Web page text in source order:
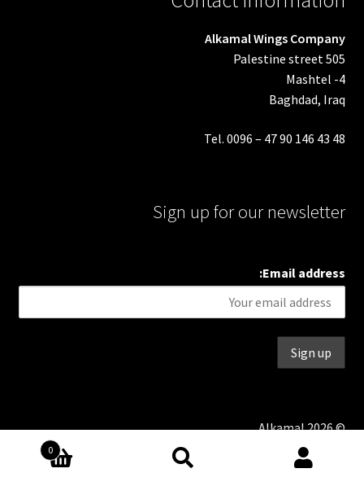
Alkamal Wings Company
Palestine street 505
Mashtel -4
Baghdad, Iraq
Tel. 0096 – 47 90 146 43 48
Sign up for our newsletter
Email address:
© Alkamal 2026
0